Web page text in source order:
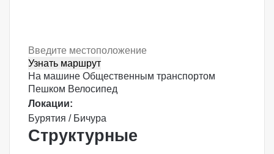
Узнать маршрут
На машине Общественным транспортом
Пешком Велосипед
Локации:
Бурятия / Бичура
Структурные